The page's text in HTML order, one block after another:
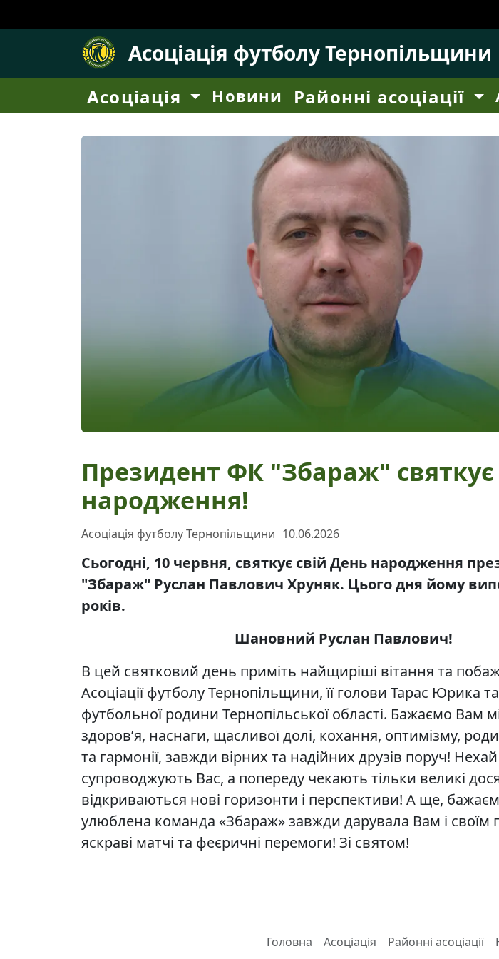
Асоціація футболу Тернопільщини
Асоціація Новини Районні асоціації
Президент ФК "Збараж"
народження!
Асоціація футболу Тернопільщини 10.06.2026
Сьогодні, 10 червня, святкує свій День народження
"Збараж" Руслан Павлович Хруняк. Цього дня йому
років.
Шановний Руслан Павлович!
В цей святковий день приміть найщиріші вітання та
Асоціації футболу Тернопільщини, її голови Тарас Юрика та
футбольної родини Тернопільської області. Бажаємо Вам
здоров’я, наснаги, щасливої долі, кохання, оптимізму,
та гармонії, завжди вірних та надійних друзів поруч! Нехай
супроводжують Вас, а попереду чекають тільки великі
відкриваються нові горизонти і перспективи! А ще,
улюблена команда «Збараж» завжди дарувала Вам і
яскраві матчі та феєричні перемоги! Зі святом!
Головна Асоціація Районні асоціації